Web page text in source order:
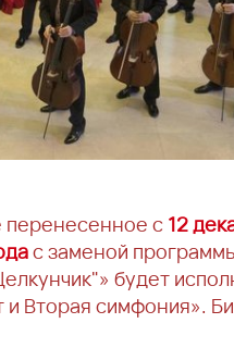
перенесенное с 12
с заменой
будет
Вторая симфония».